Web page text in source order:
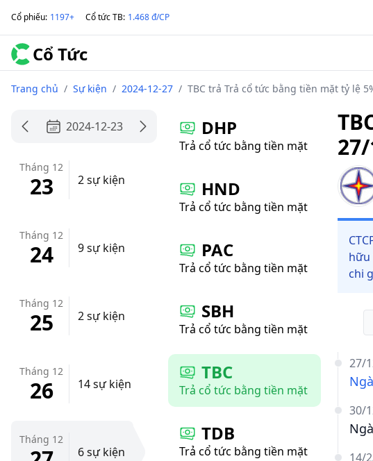
Cổ phiếu: 1197+ Cổ tức TB: 1.468 đ/CP
Cổ Tức
Trang chủ / Sự kiện / 2024-12-27 / TBC trả Trả cổ tức bằng tiền mặt tỷ lệ
2024-12-23
Tháng 12
23 2 sự kiện
Tháng 12
24 9 sự kiện
Tháng 12
25 2 sự kiện
Tháng 12
26 14 sự kiện
Tháng 12
6 sự kiện
DHP
Trả cổ tức bằng tiền mặt
HND
Trả cổ tức bằng tiền mặt
PAC
Trả cổ tức bằng tiền mặt
SBH
Trả cổ tức bằng tiền mặt
TBC
Trả cổ tức bằng tiền mặt
TDB
Trả cổ tức bằng tiền mặt
hữu
chi
27/
30/
14/